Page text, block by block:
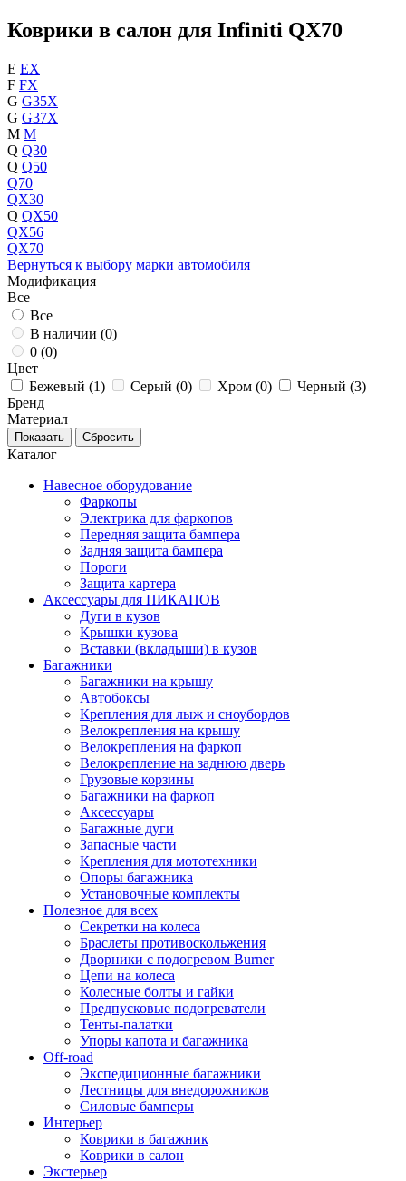
Коврики в салон для Infiniti QX70
E EX
F FX
G G35X
G G37X
M M
Q Q30
Q Q50
Q70
QX30
Q QX50
QX56
QX70
Вернуться к выбору марки автомобиля
Модификация
Все
Все
В наличии (0)
0 (0)
Цвет
Бежевый (1) Серый (0) Хром (0) Черный (3)
Бренд
Материал
Каталог
Навесное оборудование
Фаркопы
Электрика для фаркопов
Передняя защита бампера
Задняя защита бампера
Пороги
Защита картера
Аксессуары для ПИКАПОВ
Дуги в кузов
Крышки кузова
Вставки (вкладыши) в кузов
Багажники
Багажники на крышу
Автобоксы
Крепления для лыж и сноубордов
Велокрепления на крышу
Велокрепления на фаркоп
Велокрепление на заднюю дверь
Грузовые корзины
Багажники на фаркоп
Аксессуары
Багажные дуги
Запасные части
Крепления для мототехники
Опоры багажника
Установочные комплекты
Полезное для всех
Секретки на колеса
Браслеты противоскольжения
Дворники с подогревом Burner
Цепи на колеса
Колесные болты и гайки
Предпусковые подогреватели
Тенты-палатки
Упоры капота и багажника
Off-road
Экспедиционные багажники
Лестницы для внедорожников
Силовые бамперы
Интерьер
Коврики в багажник
Коврики в салон
Экстерьер